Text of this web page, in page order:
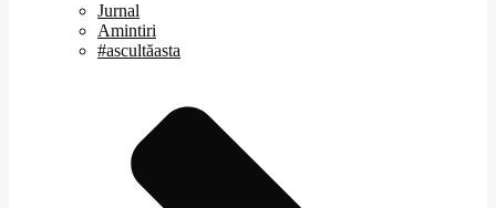
Jurnal
Amintiri
#ascultăasta